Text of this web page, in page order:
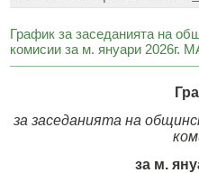
Общ устройствен план
Общинско предприятие Чисто
Общинско предприятие Зелено
Общинска собственост
График за заседанията на
комисии за м. януари 2026г.
за заседанията на
за м.
Общинска избирателна комисия
Преброяване 2021
Приют за безстопанствени